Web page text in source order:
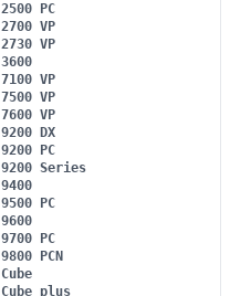
2500 PC
2700 VP
2730 VP
3600
7100 VP
7500 VP
7600 VP
9200 DX
9200 PC
9200 Series
9400
9500 PC
9600
9700 PC
9800 PCN
Cube
Cube plus